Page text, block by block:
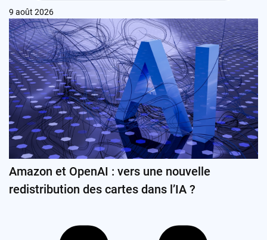
9 août 2026
Amazon et OpenAI : vers une nouvelle
redistribution des cartes dans l’IA ?